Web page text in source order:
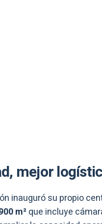
mejor
inauguró su propio
m²que incluye